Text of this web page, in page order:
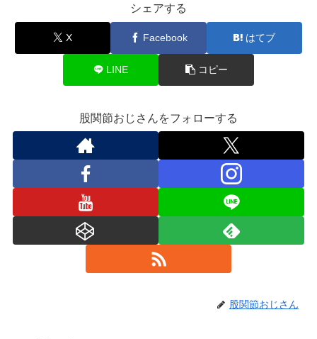
シェアする
X Facebook はてブ
LINE コピー
股関節おじさんをフォローする
股関節おじさん